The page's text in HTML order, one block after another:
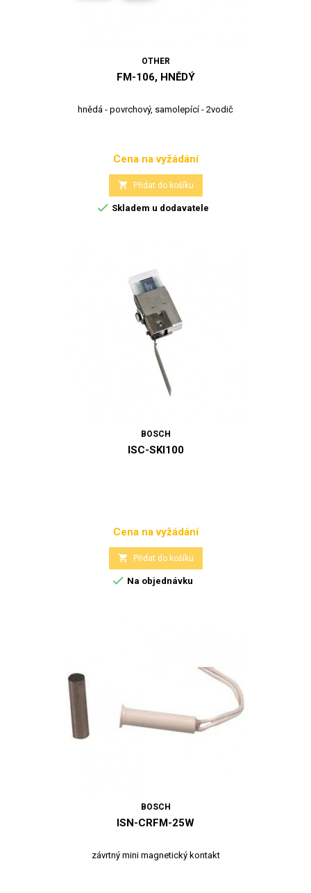
OTHER
FM-106, HNĚDÝ
hnědá - povrchový, samolepící - 2vodič
Cena
Cena na vyžádání
 Přidat do košíku
 Skladem u dodavatele
BOSCH
ISC-SKI100
Cena
Cena na vyžádání
 Přidat do košíku
 Na objednávku
BOSCH
ISN-CRFM-25W
závrtný mini magnetický kontakt